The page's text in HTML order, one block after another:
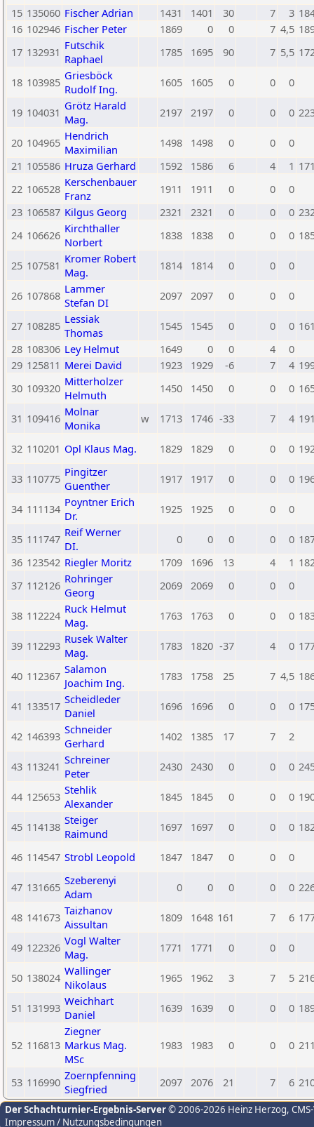
15 135060 Fischer Adrian 1431 1401 30 7 3
16 102946 Fischer Peter 1869 0 0 7 4,5
17 132931 Futschik
Raphael
1785 1695 90 7 5,5
18 103985 Griesböck
Rudolf Ing.
1605 1605 0 0 0
19 104031 Grötz Harald
Mag.
2197 2197 0 0 0
20 104965 Hendrich
Maximilian
1498 1498 0 0
0
21 105586 Hruza Gerhard 1592 1586 6 4 1
22 106528 Kerschenbauer
Franz
1911 1911 0 0
0
23 106587 Kilgus Georg 2321 2321 0 0 0
24 106626 Kirchthaller
Norbert
1838 1838 0 0 0
25 107581 Kromer Robert
Mag.
1814 1814 0 0 0
26 107868 Lammer
Stefan DI
2097 2097 0 0 0
27 108285 Lessiak
Thomas
1545 1545 0 0 0
28 108306 Ley Helmut 1649 0 0 4
0
29 125811 Merei David 1923 1929 -6 7 4
30 109320 Mitterholzer
Helmuth
1450 1450 0 0 0
31 109416 Molnar
Monika
w 1713 1746 -33 7 4
32 110201 Opl Klaus Mag. 1829 1829 0 0 0
33 110775 Pingitzer
Guenther
1917 1917 0 0 0
34 111134 Poyntner Erich
Dr.
1925 1925 0 0 0
35 111747 Reif Werner
DI.
0 0 0 0 0
36 123542 Riegler Moritz 1709 1696 13 4 1
37 112126 Rohringer
Georg
2069 2069 0 0 0
38 112224 Ruck Helmut
Mag.
1763 1763 0 0 0
39 112293 Rusek Walter
Mag.
1783 1820 -37 4 0
40 112367 Salamon
Joachim Ing.
1783 1758 25 7 4,5
41 133517 Scheidleder
Daniel
1696 1696 0 0 0
42 146393 Schneider
Gerhard
1402 1385 17 7 2
43 113241 Schreiner
Peter
2430 2430 0 0 0
44 125653 Stehlik
Alexander
1845 1845 0 0 0
45 114138 Steiger
Raimund
1697 1697 0 0 0
46 114547 Strobl Leopold 1847 1847 0 0 0
47 131665 Szeberenyi
Adam
0 0 0 0 0
48 141673 Taizhanov
Aissultan
1809 1648 161 7 6
49 122326 Vogl Walter
Mag.
1771 1771 0 0 0
50 138024 Wallinger
Nikolaus
1965 1962 3 7 5
51 131993 Weichhart
Daniel
1639 1639 0 0 0
52 116813
Ziegner
Markus Mag.
MSc
1983 1983 0 0 0
53 116990 Zoernpfenning
Siegfried
2097 2076 21 7 6
Der Schachturnier-Ergebnis-Server© 2006-2026 Heinz Herzog,
Impressum / Nutzungsbedingungen